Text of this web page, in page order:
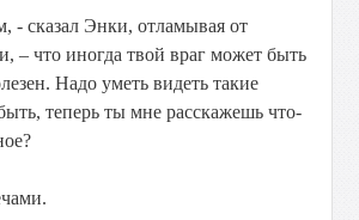
- сказал Энки, отламывая от
– что иногда твой враг может быть
Надо уметь видеть такие
теперь ты мне расскажешь что-